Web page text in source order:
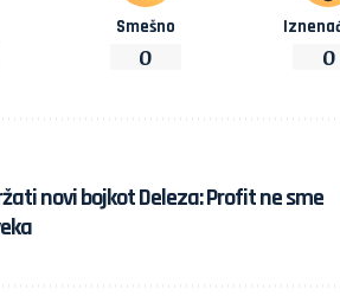
Smešno
0 0
novi bojkot Deleza: Profit ne sme